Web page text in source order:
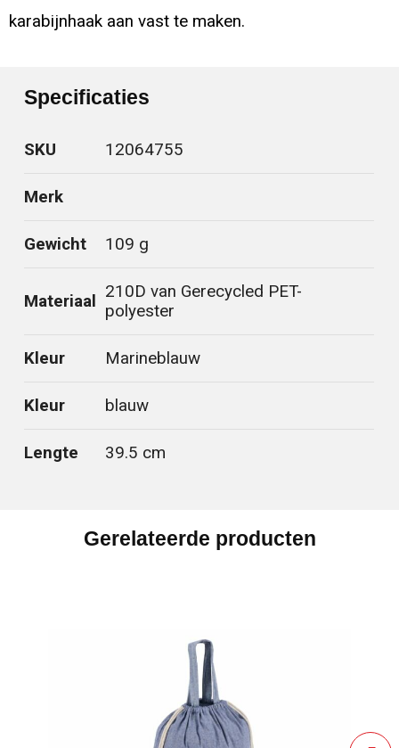
karabijnhaak aan vast te maken.
Specificaties
SKU 12064755
Merk
Gewicht 109 g
Materiaal
210D van Gerecycled PET-
polyester
Kleur Marineblauw
Kleur blauw
Lengte 39.5 cm
Gerelateerde producten